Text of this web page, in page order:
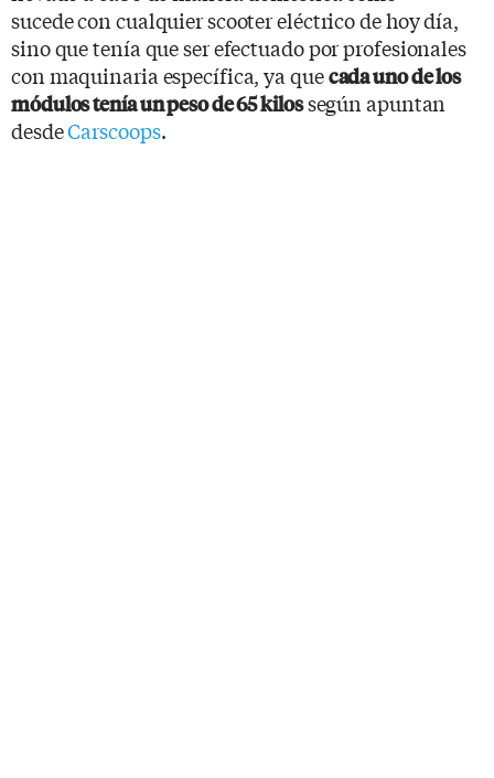
sucede con cualquier scooter eléctrico de hoy día,
sino que tenía que ser efectuado por profesionales
con maquinaria específica, ya quecada uno de los
módulos tenía un peso de 65 kilossegún apuntan
desdeCarscoops.